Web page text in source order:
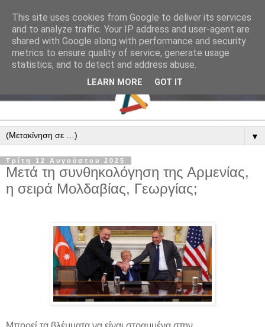
▼
Τρίτη 12 Αυγούστου 2025
Μετά τη συνθηκολόγηση της Αρμενίας,
η σειρά Μολδαβίας, Γεωργίας;
This site uses cookies from Google to deliver its services
and to analyze traffic. Your IP address and user-agent are
shared with Google along with performance and security
metrics to ensure quality of service, generate usage
statistics, and to detect and address abuse.
LEARN MORE GOT IT